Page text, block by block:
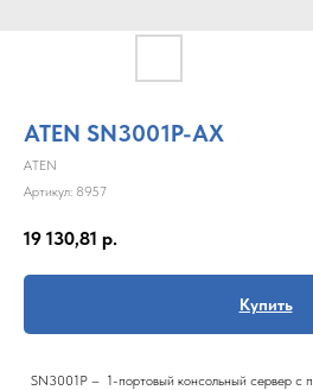
ATEN SN3001P-AX
ATEN
Артикул: 8957
19 130,81 р.
Купить
SN3001P – 1-портовый консольный сервер с